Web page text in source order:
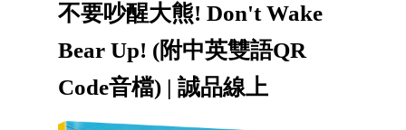
不要吵醒大熊! Don't Wake
Bear Up! (附中英雙語QR
Code音檔) | 誠品線上